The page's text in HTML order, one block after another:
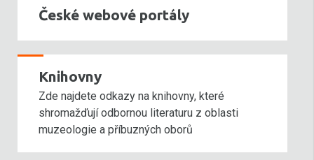
České webové portály
Knihovny
Zde najdete odkazy na knihovny, které
shromažďují odbornou literaturu z oblasti
muzeologie a příbuzných oborů